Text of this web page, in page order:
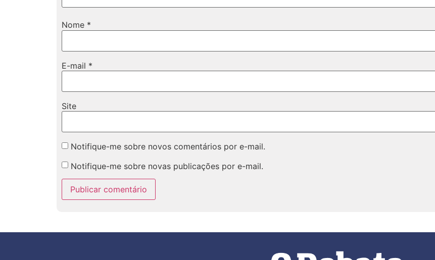
Nome *
E-mail *
Site
Notifique-me sobre novos comentários por e-mail.
Notifique-me sobre novas publicações por e-mail.